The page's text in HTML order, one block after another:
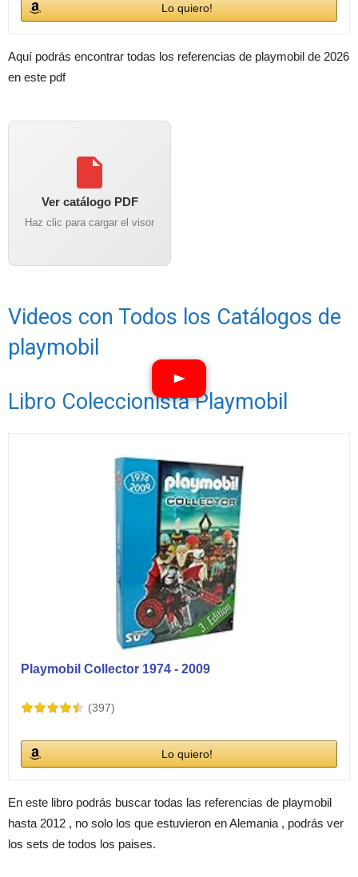
Lo quiero!
Aquí podrás encontrar todas los referencias de playmobil de 2026
en este pdf
Ver catálogo PDF
Haz clic para cargar el visor
Videos con Todos los Catálogos de
playmobil
Libro Coleccionista Playmobil
Playmobil Collector 1974 - 2009
(397)
Lo quiero!
En este libro podrás buscar todas las referencias de playmobil
hasta 2012 , no solo los que estuvieron en Alemania , podrás ver
los sets de todos los paises.